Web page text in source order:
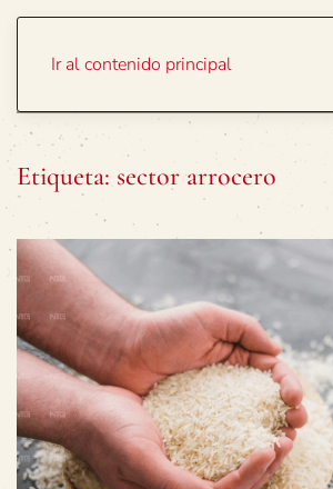
Ir al contenido principal
Etiqueta: sector arrocero